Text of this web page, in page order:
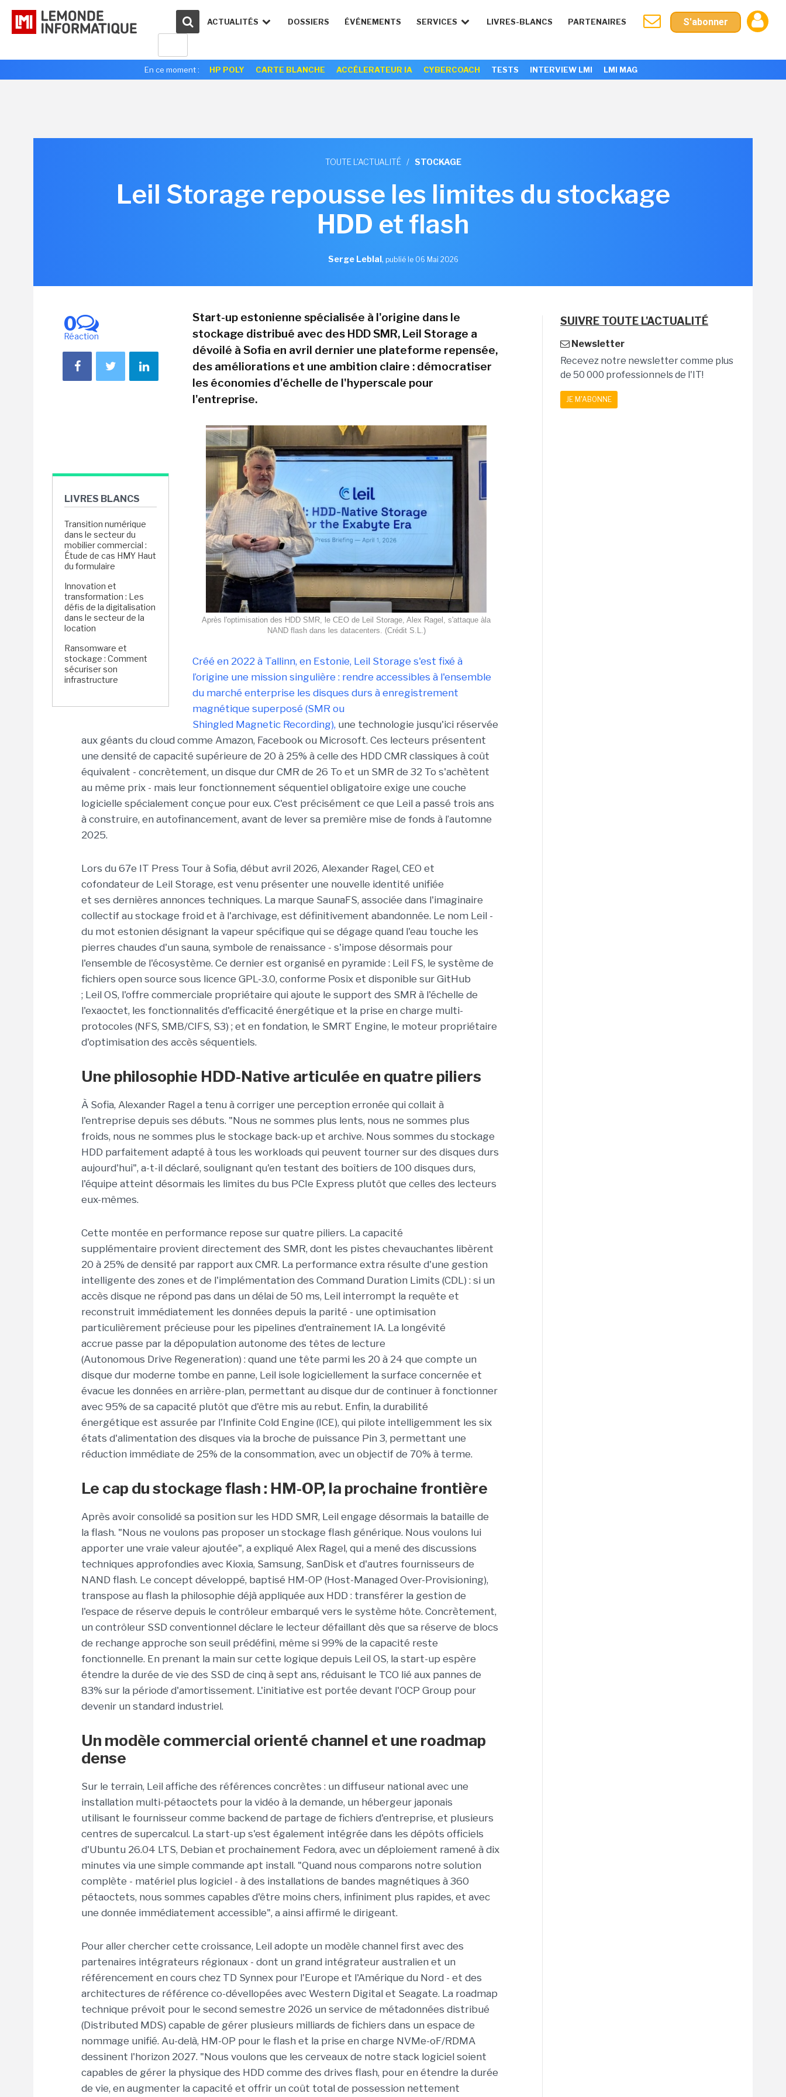
ACTUALITÉS DOSSIERS ÉVÉNEMENTS SERVICES LIVRES-BLANCS PARTENAIRES S'abonner
En ce moment : HP POLY CARTE BLANCHE ACCÉLERATEUR IA CYBERCOACH TESTS INTERVIEW LMI LMI MAG
TOUTE L'ACTUALITÉ / STOCKAGE
Leil Storage repousse les limites du stockage
HDD et flash
Serge Leblal, publié le 06 Mai 2026
0
Réaction
LIVRES BLANCS
Transition numérique
dans le secteur du
mobilier commercial :
Étude de cas HMY Haut
du formulaire
Innovation et
transformation : Les
défis de la digitalisation
dans le secteur de la
location
Ransomware et
stockage : Comment
sécuriser son
infrastructure
Start-up estonienne spécialisée à l'origine dans le
stockage distribué avec des HDD SMR, Leil Storage a
dévoilé à Sofia en avril dernier une plateforme repensée,
des améliorations et une ambition claire : démocratiser
les économies d'échelle de l'hyperscale pour
l'entreprise.
Après l'optimisation des HDD SMR, le CEO de Leil Storage, Alex Ragel, s'attaque àla
NAND flash dans les datacenters. (Crédit S.L.)
Créé en 2022 à Tallinn, en Estonie, Leil Storage s'est fixé à
l’origine une mission singulière : rendre accessibles à l'ensemble
du marché enterprise les disques durs à enregistrement
magnétique superposé (SMR ou
Shingled Magnetic Recording), une technologie jusqu'ici réservée
aux géants du cloud comme Amazon, Facebook ou Microsoft. Ces lecteurs présentent
une densité de capacité supérieure de 20 à 25% à celle des HDD CMR classiques à coût
équivalent - concrètement, un disque dur CMR de 26 To et un SMR de 32 To s'achètent
au même prix - mais leur fonctionnement séquentiel obligatoire exige une couche
logicielle spécialement conçue pour eux. C'est précisément ce que Leil a passé trois ans
à construire, en autofinancement, avant de lever sa première mise de fonds à l’automne
2025.
Lors du 67e IT Press Tour à Sofia, début avril 2026, Alexander Ragel, CEO et
cofondateur de Leil Storage, est venu présenter une nouvelle identité unifiée
et ses dernières annonces techniques. La marque SaunaFS, associée dans l'imaginaire
collectif au stockage froid et à l'archivage, est définitivement abandonnée. Le nom Leil -
du mot estonien désignant la vapeur spécifique qui se dégage quand l'eau touche les
pierres chaudes d'un sauna, symbole de renaissance - s'impose désormais pour
l'ensemble de l'écosystème. Ce dernier est organisé en pyramide : Leil FS, le système de
fichiers open source sous licence GPL-3.0, conforme Posix et disponible sur GitHub
; Leil OS, l'offre commerciale propriétaire qui ajoute le support des SMR à l'échelle de
l'exaoctet, les fonctionnalités d'efficacité énergétique et la prise en charge multi-
protocoles (NFS, SMB/CIFS, S3) ; et en fondation, le SMRT Engine, le moteur propriétaire
d'optimisation des accès séquentiels.
Une philosophie HDD-Native articulée en quatre piliers
À Sofia, Alexander Ragel a tenu à corriger une perception erronée qui collait à
l'entreprise depuis ses débuts. "Nous ne sommes plus lents, nous ne sommes plus
froids, nous ne sommes plus le stockage back-up et archive. Nous sommes du stockage
HDD parfaitement adapté à tous les workloads qui peuvent tourner sur des disques durs
aujourd'hui", a-t-il déclaré, soulignant qu'en testant des boîtiers de 100 disques durs,
l'équipe atteint désormais les limites du bus PCIe Express plutôt que celles des lecteurs
eux-mêmes.
Cette montée en performance repose sur quatre piliers. La capacité
supplémentaire provient directement des SMR, dont les pistes chevauchantes libèrent
20 à 25% de densité par rapport aux CMR. La performance extra résulte d'une gestion
intelligente des zones et de l'implémentation des Command Duration Limits (CDL) : si un
accès disque ne répond pas dans un délai de 50 ms, Leil interrompt la requête et
reconstruit immédiatement les données depuis la parité - une optimisation
particulièrement précieuse pour les pipelines d'entraînement IA. La longévité
accrue passe par la dépopulation autonome des têtes de lecture
(Autonomous Drive Regeneration) : quand une tête parmi les 20 à 24 que compte un
disque dur moderne tombe en panne, Leil isole logiciellement la surface concernée et
évacue les données en arrière-plan, permettant au disque dur de continuer à fonctionner
avec 95% de sa capacité plutôt que d'être mis au rebut. Enfin, la durabilité
énergétique est assurée par l'Infinite Cold Engine (ICE), qui pilote intelligemment les six
états d'alimentation des disques via la broche de puissance Pin 3, permettant une
réduction immédiate de 25% de la consommation, avec un objectif de 70% à terme.
Le cap du stockage flash : HM-OP, la prochaine frontière
Après avoir consolidé sa position sur les HDD SMR, Leil engage désormais la bataille de
la flash. "Nous ne voulons pas proposer un stockage flash générique. Nous voulons lui
apporter une vraie valeur ajoutée", a expliqué Alex Ragel, qui a mené des discussions
techniques approfondies avec Kioxia, Samsung, SanDisk et d'autres fournisseurs de
NAND flash. Le concept développé, baptisé HM-OP (Host-Managed Over-Provisioning),
transpose au flash la philosophie déjà appliquée aux HDD : transférer la gestion de
l'espace de réserve depuis le contrôleur embarqué vers le système hôte. Concrètement,
un contrôleur SSD conventionnel déclare le lecteur défaillant dès que sa réserve de blocs
de rechange approche son seuil prédéfini, même si 99% de la capacité reste
fonctionnelle. En prenant la main sur cette logique depuis Leil OS, la start-up espère
étendre la durée de vie des SSD de cinq à sept ans, réduisant le TCO lié aux pannes de
83% sur la période d'amortissement. L'initiative est portée devant l'OCP Group pour
devenir un standard industriel.
Un modèle commercial orienté channel et une roadmap
dense
Sur le terrain, Leil affiche des références concrètes : un diffuseur national avec une
installation multi-pétaoctets pour la vidéo à la demande, un hébergeur japonais
utilisant le fournisseur comme backend de partage de fichiers d'entreprise, et plusieurs
centres de supercalcul. La start-up s'est également intégrée dans les dépôts officiels
d'Ubuntu 26.04 LTS, Debian et prochainement Fedora, avec un déploiement ramené à dix
minutes via une simple commande apt install. "Quand nous comparons notre solution
complète - matériel plus logiciel - à des installations de bandes magnétiques à 360
pétaoctets, nous sommes capables d'être moins chers, infiniment plus rapides, et avec
une donnée immédiatement accessible", a ainsi affirmé le dirigeant.
Pour aller chercher cette croissance, Leil adopte un modèle channel first avec des
partenaires intégrateurs régionaux - dont un grand intégrateur australien et un
référencement en cours chez TD Synnex pour l'Europe et l'Amérique du Nord - et des
architectures de référence co-dévellopées avec Western Digital et Seagate. La roadmap
technique prévoit pour le second semestre 2026 un service de métadonnées distribué
(Distributed MDS) capable de gérer plusieurs milliards de fichiers dans un espace de
nommage unifié. Au-delà, HM-OP pour le flash et la prise en charge NVMe-oF/RDMA
dessinent l'horizon 2027. "Nous voulons que les cerveaux de notre stack logiciel soient
capables de gérer la physique des HDD comme des drives flash, pour en étendre la durée
de vie, en augmenter la capacité et offrir un coût total de possession nettement
SUIVRE TOUTE L'ACTUALITÉ
Newsletter
Recevez notre newsletter comme plus
de 50 000 professionnels de l'IT!
JE M'ABONNE